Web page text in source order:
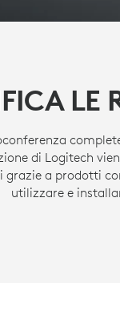
LE
di Logitech
grazie a prodotti
utilizzare e